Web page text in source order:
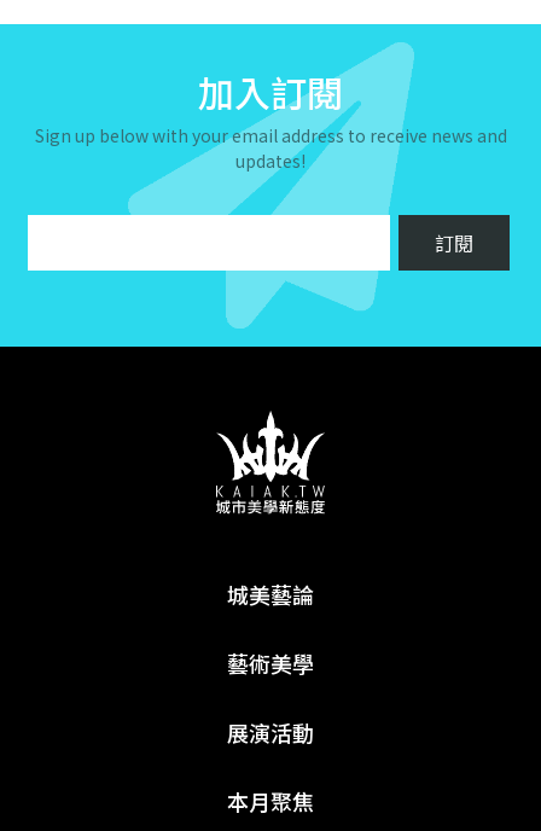
加入訂閱
Sign up below with your email address to receive news and
updates!
城美藝論
藝術美學
展演活動
本月聚焦